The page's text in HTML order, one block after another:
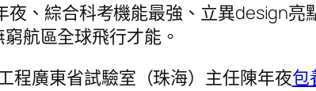
夜、綜合科考機能最強、立異design
航區全球飛行才能。
程廣東省試驗室（珠海）主任陳年夜包